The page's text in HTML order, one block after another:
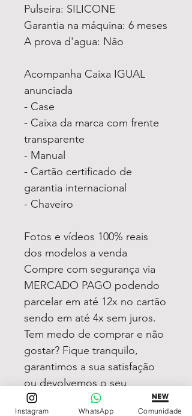
Pulseira: SILICONE
Garantia na máquina: 6 meses
A prova d'agua: Não
Acompanha Caixa IGUAL
anunciada
- Case
- Caixa da marca com frente
transparente
- Manual
- Cartão certificado de
garantia internacional
- Chaveiro
Fotos e vídeos 100% reais
dos modelos a venda
Compre com segurança via
MERCADO PAGO podendo
parcelar em até 12x no cartão
sendo em até 4x sem juros.
Tem medo de comprar e não
gostar? Fique tranquilo,
garantimos a sua satisfação
ou devolvemos o seu
dinheiro
Instagram WhatsApp Comunidade